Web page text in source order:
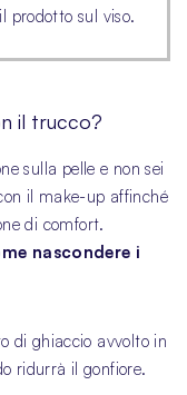
prodotto sul viso.
il trucco?
sulla pelle e non sei
il make-up affinché
di comfort.
nascondere i
di ghiaccio avvolto in
ridurrà il gonfiore.